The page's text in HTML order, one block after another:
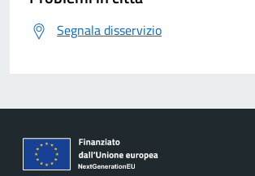
Segnala disservizio